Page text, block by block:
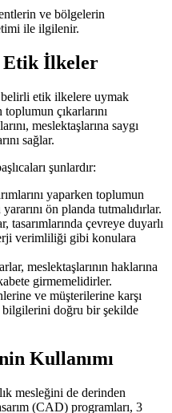
ve bölgelerin
ile ilgilenir.
Etik İlkeler
etik ilkelere uymak
çıkarlarını
meslektaşlarına saygı
sağlar.
şunlardır:
yaparken toplumun
ön planda tutmalıdırlar.
tasarımlarında çevreye duyarlı
verimliliği gibi konulara
meslektaşlarının haklarına
girmemelidirler.
ve müşterilerine karşı
bilgilerini doğru bir şekilde
Kullanımı
mesleğini de derinden
(CAD) programları, 3